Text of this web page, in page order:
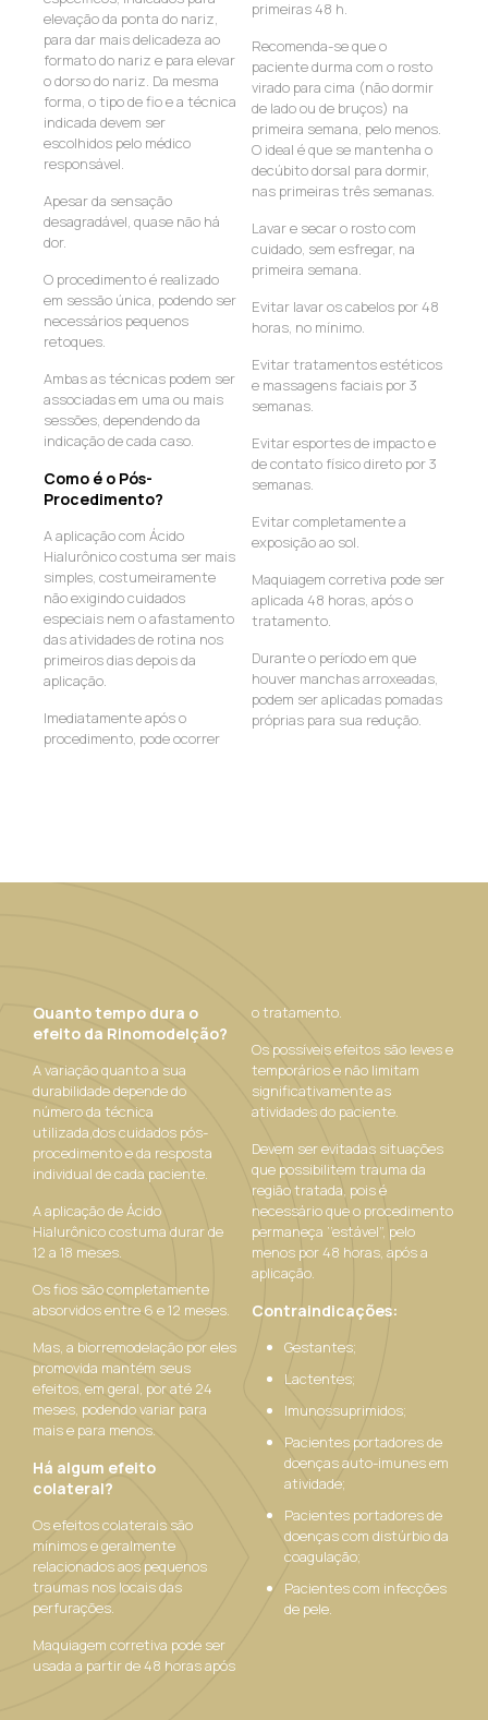
elevação da ponta do nariz,
para dar mais delicadeza ao
formato do nariz e para elevar
o dorso do nariz. Da mesma
forma, o tipo de fio e a técnica
indicada devem ser
escolhidos pelo médico
responsável.
Apesar da sensação
desagradável, quase não há
dor.
O procedimento é realizado
em sessão única, podendo ser
necessários pequenos
retoques.
Ambas as técnicas podem ser
associadas em uma ou mais
sessões, dependendo da
indicação de cada caso.
Como é o Pós-
Procedimento?
A aplicação com Ácido
Hialurônico costuma ser mais
simples, costumeiramente
não exigindo cuidados
especiais nem o afastamento
das atividades de rotina nos
primeiros dias depois da
aplicação.
Imediatamente após o
procedimento, pode ocorrer
primeiras 48 h.
Recomenda-se que o
paciente durma com o rosto
virado para cima (não dormir
de lado ou de bruços) na
primeira semana, pelo menos.
O ideal é que se mantenha o
decúbito dorsal para dormir,
nas primeiras três semanas.
Lavar e secar o rosto com
cuidado, sem esfregar, na
primeira semana.
Evitar lavar os cabelos por 48
horas, no mínimo.
Evitar tratamentos estéticos
e massagens faciais por 3
semanas.
Evitar esportes de impacto e
de contato físico direto por 3
semanas.
Evitar completamente a
exposição ao sol.
Maquiagem corretiva pode ser
aplicada 48 horas, após o
tratamento.
Durante o período em que
houver manchas arroxeadas,
podem ser aplicadas pomadas
próprias para sua redução.
Quanto tempo dura o
efeito da Rinomodelção?
A variação quanto a sua
durabilidade depende do
número da técnica
utilizada,dos cuidados pós-
procedimento e da resposta
individual de cada paciente.
A aplicação de Ácido
Hialurônico costuma durar de
12 a 18 meses.
Os fios são completamente
absorvidos entre 6 e 12 meses.
Mas, a biorremodelação por eles
promovida mantém seus
efeitos, em geral, por até 24
meses, podendo variar para
mais e para menos.
Há algum efeito
colateral?
Os efeitos colaterais são
mínimos e geralmente
relacionados aos pequenos
traumas nos locais das
perfurações.
Maquiagem corretiva pode ser
usada a partir de 48 horas após
o tratamento.
Os possíveis efeitos são leves e
temporários e não limitam
significativamente as
atividades do paciente.
Devem ser evitadas situações
que possibilitem trauma da
região tratada, pois é
necessário que o procedimento
permaneça ‘’estável”, pelo
menos por 48 horas, após a
aplicação.
Contraindicações:
Gestantes;
Lactentes;
Imunossuprimidos;
Pacientes portadores de
doenças auto-imunes em
atividade;
Pacientes portadores de
doenças com distúrbio da
coagulação;
Pacientes com infecções
de pele.